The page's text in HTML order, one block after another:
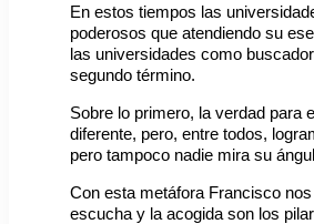
En estos tiempos las
poderosos que atendiendo su
las universidades como
segundo término.
Sobre lo primero, la verdad para
diferente, pero, entre todos,
pero tampoco nadie mira su
Con esta metáfora Francisco
escucha y la acogida son los